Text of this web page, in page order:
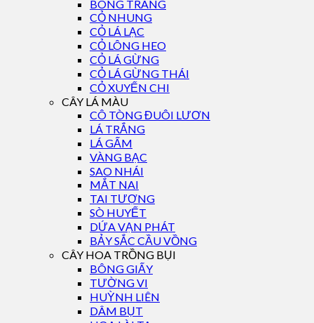
BÔNG TRANG
CỎ NHUNG
CỎ LÁ LẠC
CỎ LÔNG HEO
CỎ LÁ GỪNG
CỎ LÁ GỪNG THÁI
CỎ XUYẾN CHI
CÂY LÁ MÀU
CÔ TÒNG ĐUÔI LƯƠN
LÁ TRẮNG
LÁ GẤM
VÀNG BẠC
SAO NHÁI
MẮT NAI
TAI TƯỢNG
SÒ HUYẾT
DỨA VẠN PHÁT
BẢY SẮC CẦU VỒNG
CÂY HOA TRỒNG BỤI
BÔNG GIẤY
TƯỜNG VI
HUỲNH LIÊN
DÂM BỤT